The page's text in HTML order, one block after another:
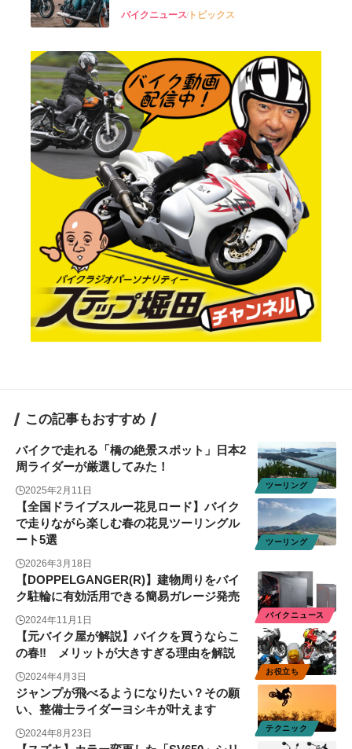
バイクニューストピックス
この記事もおすすめ
ツーリング
バイクで走れる「橋の絶景スポット」日本2
周ライダーが厳選してみた！
2025年2月11日
ツーリング
【全国ドライブスルー花見ロード】バイク
で走りながら楽しむ春の花見ツーリングル
ート5選
2026年3月18日
バイクニュース
【DOPPELGANGER(R)】建物周りをバイ
ク駐輪に有効活用できる簡易ガレージ発売
2024年11月1日
お役立ち
【元バイク屋が解説】バイクを買うならこ
の春‼ メリットが大きすぎる理由を解説
2024年4月3日
テクニック
ジャンプが飛べるようになりたい？その願
い、整備士ライダーヨシキが叶えます
2024年8月23日